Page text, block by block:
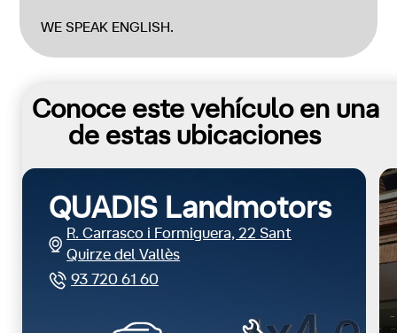
WE SPEAK ENGLISH.
Conoce este vehículo en una
de estas ubicaciones
QUADIS Landmotors
R. Carrasco i Formiguera, 22 Sant
Quirze del Vallès
93 720 61 60